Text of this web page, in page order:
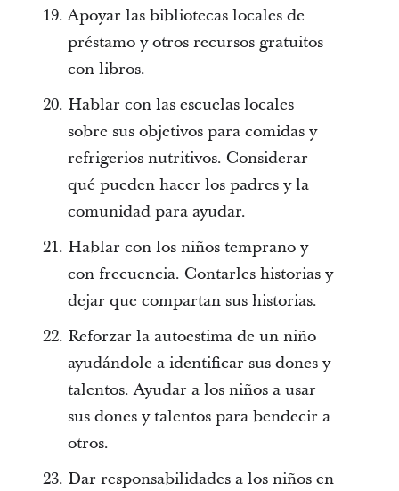
Apoyar las bibliotecas locales de
préstamo y otros recursos gratuitos
con libros.
Hablar con las escuelas locales
sobre sus objetivos para comidas y
refrigerios nutritivos. Considerar
qué pueden hacer los padres y la
comunidad para ayudar.
Hablar con los niños temprano y
con frecuencia. Contarles historias y
dejar que compartan sus historias.
Reforzar la autoestima de un niño
ayudándole a identificar sus dones y
talentos. Ayudar a los niños a usar
sus dones y talentos para bendecir a
otros.
Dar responsabilidades a los niños en